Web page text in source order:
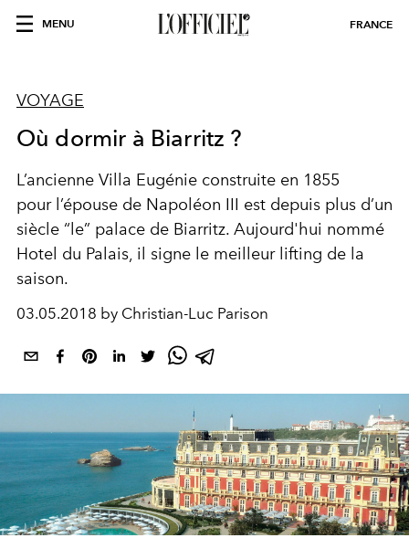
MENU FRANCE
VOYAGE
Où dormir à Biarritz ?
L’ancienne Villa Eugénie construite en 1855
pour l’épouse de Napoléon III est depuis plus d’un
siècle “le” palace de Biarritz. Aujourd'hui nommé
Hotel du Palais, il signe le meilleur lifting de la
saison.
03.05.2018 by Christian-Luc Parison